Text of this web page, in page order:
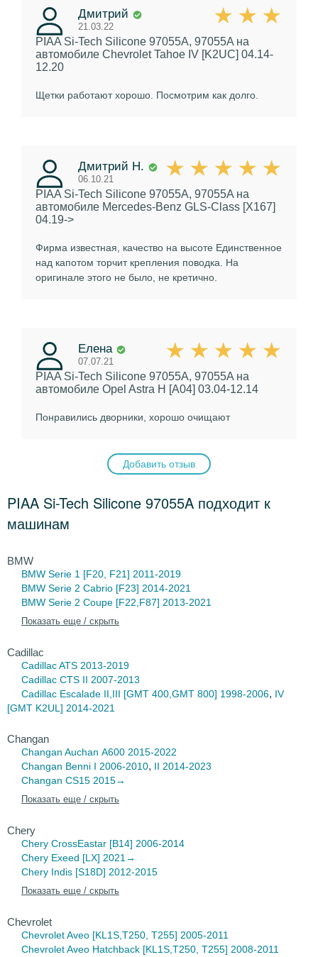
Дмитрий
21.03.22
PIAA Si-Tech Silicone 97055A, 97055A на
автомобиле Chevrolet Tahoe IV [K2UC] 04.14-
12.20
Щетки работают хорошо. Посмотрим как долго.
Дмитрий Н.
06.10.21
PIAA Si-Tech Silicone 97055A, 97055A на
автомобиле Mercedes-Benz GLS-Class [X167]
04.19->
Фирма известная, качество на высоте Единственное
над капотом торчит крепления поводка. На
оригинале этого не было, не кретично.
Елена
07.07.21
PIAA Si-Tech Silicone 97055A, 97055A на
автомобиле Opel Astra H [A04] 03.04-12.14
Понравились дворники, хорошо очищают
Добавить отзыв
PIAA Si-Tech Silicone 97055A подходит к
машинам
BMW
BMW Serie 1 [F20, F21] 2011-2019
BMW Serie 2 Cabrio [F23] 2014-2021
BMW Serie 2 Coupe [F22,F87] 2013-2021
Показать еще / скрыть
Cadillac
Cadillac ATS 2013-2019
Cadillac CTS II 2007-2013
Cadillac Escalade II,III [GMT 400,GMT 800] 1998-2006, IV
[GMT K2UL] 2014-2021
Changan
Changan Auchan A600 2015-2022
Changan Benni I 2006-2010, II 2014-2023
Changan CS15 2015→
Показать еще / скрыть
Chery
Chery CrossEastar [B14] 2006-2014
Chery Exeed [LX] 2021→
Chery Indis [S18D] 2012-2015
Показать еще / скрыть
Chevrolet
Chevrolet Aveo [KL1S,T250, T255] 2005-2011
Chevrolet Aveo Hatchback [KL1S,T250, T255] 2008-2011